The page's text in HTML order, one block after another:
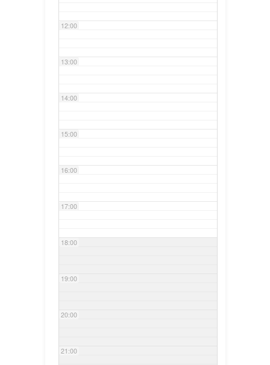
12:00
13:00
14:00
15:00
16:00
17:00
18:00
19:00
20:00
21:00